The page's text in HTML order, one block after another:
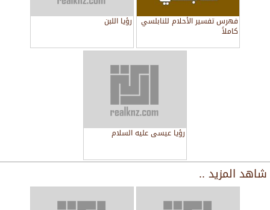
فهرس تفسير الأحلام للنابلسي
كاملاً
رؤيا اللبن
رؤيا عيسى عليه السلام
شاهد المزيد ..